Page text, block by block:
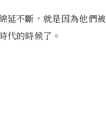
延不斷，就是因為他們被
代的時候了。